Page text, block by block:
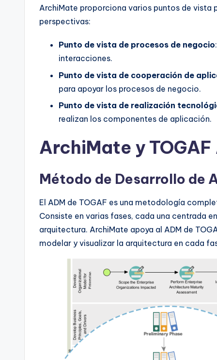
ArchiMate proporciona varios puntos de vista
perspectivas:
Punto de vista de procesos de negocio
interacciones.
Punto de vista de cooperación de
para apoyar los procesos de negocio.
Punto de vista de realización
realizan los componentes de aplicación.
ArchiMate y TOGAF
Método de Desarrollo de
El ADM de TOGAF es una metodología
Consiste en varias fases, cada una centrada
arquitectura. ArchiMate apoya al ADM de
modelar y visualizar la arquitectura en cada